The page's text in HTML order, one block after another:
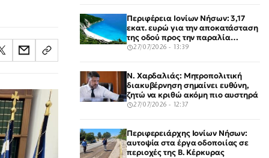
Περιφέρεια Ιονίων Νήσων: 3,17
εκατ. ευρώ για την αποκατάσταση
της οδού προς την παραλία
Μύρτος στην Κεφαλονιά
27/07/2026 - 13:39
Ν. Χαρδαλιάς: Μητροπολιτική
διακυβέρνηση σημαίνει ευθύνη,
ζητώ να κριθώ ακόμη πιο αυστηρά
27/07/2026 - 12:37
Περιφερειάρχης Ιονίων Νήσων:
αυτοψία στα έργα οδοποιίας σε
περιοχές της Β. Κέρκυρας